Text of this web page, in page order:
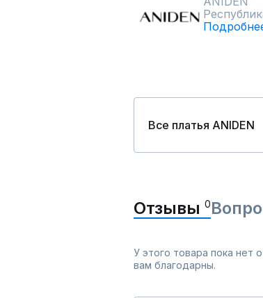
Все платья ANIDEN
Отзывы 0
У этого товара пока нет
вам благодарны.